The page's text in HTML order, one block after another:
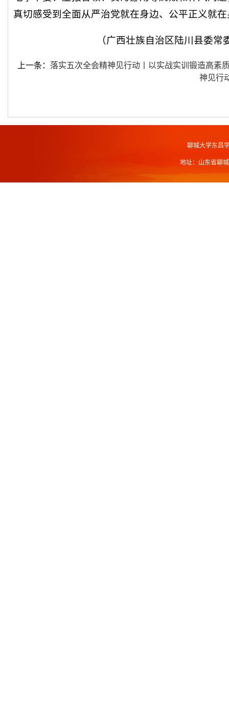
真切感受到全面从严治党就在身边、公平正义就
（广西壮族自治区陆川县委
上一条： 落实五次全会精神见行动丨以实战实训锻造高素
神见行
聊城大学东昌
地址：山东省聊